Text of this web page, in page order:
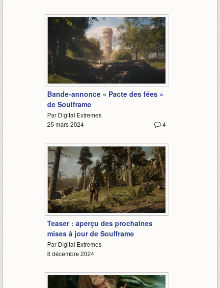
Bande-annonce « Pacte des fées »
de Soulframe
Par Digital Extremes
4
25 mars 2024
0:57
Teaser : aperçu des prochaines
mises à jour de Soulframe
Par Digital Extremes
8 décembre 2024